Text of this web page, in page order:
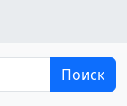
Поиск